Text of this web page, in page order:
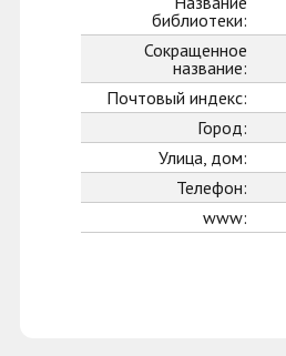
библиотеки:
Сокращенное
название:
Почтовый индекс:
Город:
Улица, дом:
Телефон:
www: